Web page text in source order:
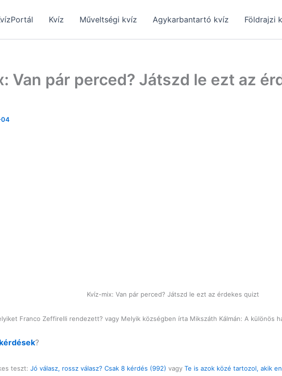
Kvíz Műveltségi kvíz Agykarbantartó kvíz Földrajzi
Van pár perced? Játszd le ezt az
Kvíz-mix: Van pár perced? Játszd le ezt az érdekes quizt
Franco Zeffirelli rendezett? vagy Melyik községben írta Mikszáth Kálmán: A különös
?
teszt: Jó válasz, rossz válasz? Csak 8 kérdés (992) vagy Te is azok közé tartozol, akik